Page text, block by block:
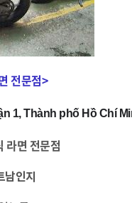
전문점>
1, Thành phố Hồ Chí
라면 전문점
남인지